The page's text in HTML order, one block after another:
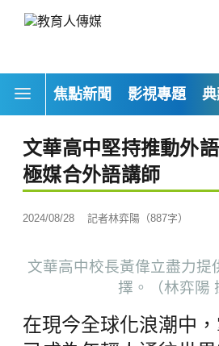
焦點新聞 影視專題
文華高中堅持推動外
極媒合外語講師
2024/08/28 記者林弈陽（887字）
文華高中校長黃偉立盡力提
擇。（林弈陽
在現今全球化浪潮中